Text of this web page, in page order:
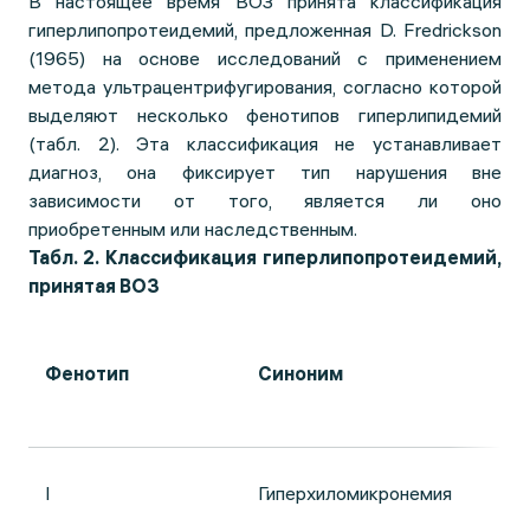
гиперлипопротеидемий, предложенная D. Fredrickson
(1965) на основе исследований с применением
метода ультрацентрифугирования, согласно которой
выделяют несколько фенотипов гиперлипидемий
(табл. 2). Эта классификация не устанавливает
диагноз, она фиксирует тип нарушения вне
зависимости от того, является ли оно
приобретенным или наследственным.
Табл. 2. Классификация гиперлипопротеидемий,
принятая ВОЗ
Фенотип Синоним
I Гиперхиломикронемия